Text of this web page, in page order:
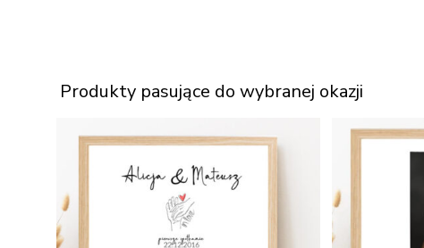
Produkty pasujące do wybranej okazji